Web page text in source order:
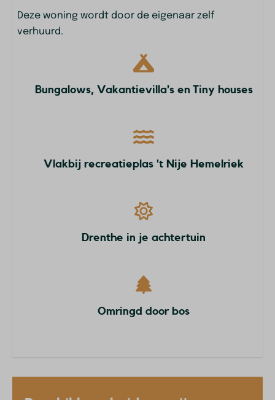
Deze woning wordt door de eigenaar zelf
verhuurd.
Bungalows, Vakantievilla's en Tiny houses
Vlakbij recreatieplas 't Nije Hemelriek
Drenthe in je achtertuin
Omringd door bos